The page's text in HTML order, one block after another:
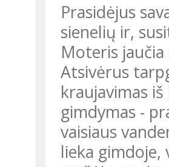
Prasidėjus savaiminiam abortui, gemalas atsiskiria nuo gimdos
sienelių ir,
Moteris
Atsivėrus
kraujavimas
gimdymas -
vaisiaus
lieka gimdoje,